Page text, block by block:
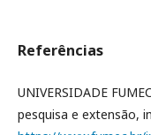
Referências
UNIVERSIDADE
pesquisa e extensão,